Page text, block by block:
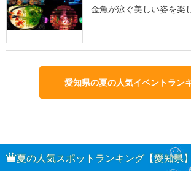
金魚が泳ぐ美しい姿を楽
愛知県の夏の人気イベントラン
夏の人気スポットランキング【愛知県】